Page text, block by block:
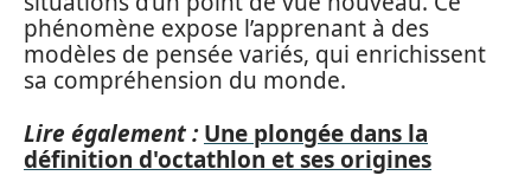
phénomène expose l’apprenant à des
modèles de pensée variés, qui enrichissent
sa compréhension du monde.
Lire également : Une plongée dans la
définition d'octathlon et ses origines